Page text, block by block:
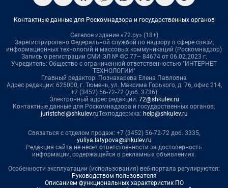
Контактные данные для Роскомнадзора и государственных органов
Сетевое издание «72.ру» (18+)
Зарегистрировано Федеральной службой по надзору в сфере связи,
информационных технологий и массовых коммуникаций (Роскомнадзор)
Запись о регистрации СМИ ЭЛ № ФС 77– 84674 от 06.02.2023 г.
Учредитель: Общество с ограниченной ответственностью "ИНТЕРНЕТ
ТЕХНОЛОГИИ"
Главный редактор: Познахарева Елена Павловна
Адрес редакции: 625000, г. Тюмень, ул. Максима Горького, д. 76, офис 214,
+7 (3452) 56-72-72 (доб. 3736)
Электронный адрес редакции: 72@shkulev.ru
Контактные данные для Роскомнадзора и государственных органов:
juristchel@shkulev.ruТехподдержка: help@shkulev.ru
Связаться с отделом продаж: +7 (3452) 56-72-72 доб. 3335,
yuliya.latypova@shkulev.ru
Редакция сайта не несет ответственности за достоверность
информации, содержащейся в рекламных объявлениях.
Особенности эксплуатации (использования) веб-портала регулируются:
Руководством пользователя
Описанием функциональных характеристик ПО